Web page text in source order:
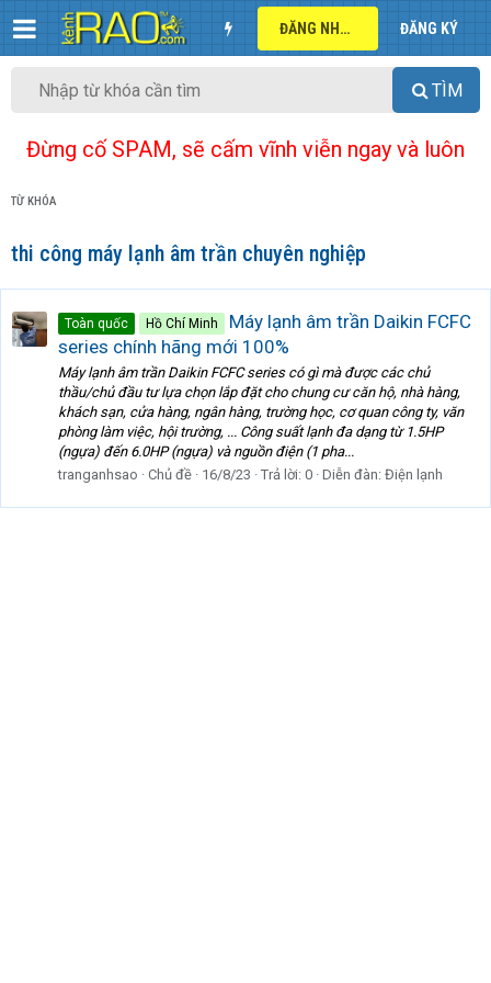
ĐĂNG NHẬP ĐĂNG KÝ
TÌM
Đừng cố SPAM, sẽ cấm vĩnh viễn ngay và luôn
TỪ KHÓA
thi công máy lạnh âm trần chuyên nghiệp
Toàn quốc Hồ Chí Minh
Máy lạnh âm trần Daikin FCFC
series chính hãng mới 100%
Máy lạnh âm trần Daikin FCFC series có gì mà được các chủ
thầu/chủ đầu tư lựa chọn lắp đặt cho chung cư căn hộ, nhà hàng,
khách sạn, cửa hàng, ngân hàng, trường học, cơ quan công ty, văn
phòng làm việc, hội trường, ... Công suất lạnh đa dạng từ 1.5HP
(ngựa) đến 6.0HP (ngựa) và nguồn điện (1 pha...
tranganhsao
Chủ đề 16/8/23 Trả lời: 0 Diễn đàn: Điện lạnh